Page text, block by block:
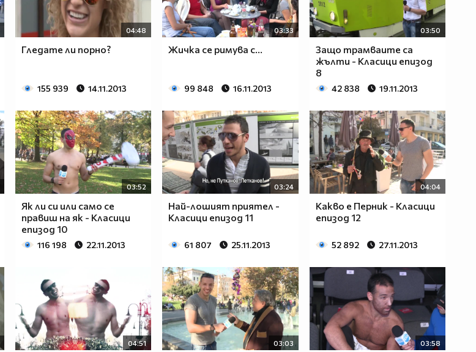
04:48
Гледате ли порно?
155 939 14.11.2013
03:33
Жичка се римува с...
99 848 16.11.2013
03:50
Защо трамваите са
жълти - Класици епизод
8
42 838 19.11.2013
03:52
Як ли си или само се
правиш на як - Класици
епизод 10
116 198 22.11.2013
03:24
Най-лошият приятел -
Класици епизод 11
61 807 25.11.2013
04:04
Какво е Перник - Класици
епизод 12
52 892 27.11.2013
04:51 03:03 03:58